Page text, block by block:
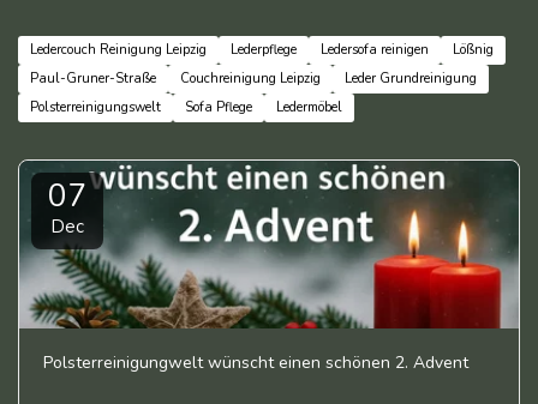
Ledercouch Reinigung Leipzig Lederpflege Ledersofa reinigen
Lößnig
Paul-Gruner-Straße
Couchreinigung Leipzig
Leder Grundreinigung
Polsterreinigungswelt
Sofa Pflege Ledermöbel
07
Dec
Polsterreinigungwelt wünscht einen schönen 2. Advent